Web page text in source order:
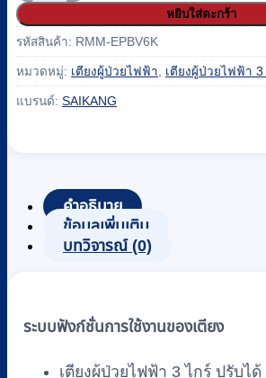
หยิบใส่ตะกร้า
รหัสสินค้า: RMM-EPBV6K
หมวดหมู่: เตียงผู้ป่วยไฟฟ้า, เตียงผู้ป่วยไฟฟ้า 3
แบรนด์: SAIKANG
คำอธิบาย
ข้อมูลเพิ่มเติม
บทวิจารณ์ (0)
ระบบฟังก์ชั่นการใช้งานของเตียง
เตียงผู้ป่วยไฟฟ้า 3 ไกร์ ปรับไ